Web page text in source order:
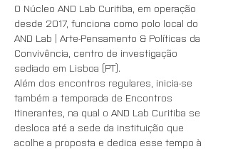
O Núcleo AND Lab Curitiba, em operação
desde 2017, funciona como polo local do
AND Lab | Arte-Pensamento & Políticas da
Convivência, centro de investigação
sediado em Lisboa (PT).
Além dos encontros regulares, inicia-se
também a temporada de Encontros
Itinerantes, na qual o AND Lab Curitiba se
desloca até a sede da instituição que
acolhe a proposta e dedica esse tempo à